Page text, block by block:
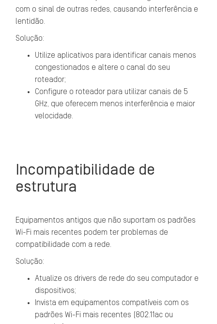
com o sinal de outras redes, causando interferência e
lentidão.
Solução:
Utilize aplicativos para identificar canais menos
congestionados e altere o canal do seu
roteador;
Configure o roteador para utilizar canais de 5
GHz, que oferecem menos interferência e maior
velocidade.
Incompatibilidade de
estrutura
Equipamentos antigos que não suportam os padrões
Wi-Fi mais recentes podem ter problemas de
compatibilidade com a rede.
Solução:
Atualize os drivers de rede do seu computador e
dispositivos;
Invista em equipamentos compatíveis com os
padrões Wi-Fi mais recentes (802.11ac ou